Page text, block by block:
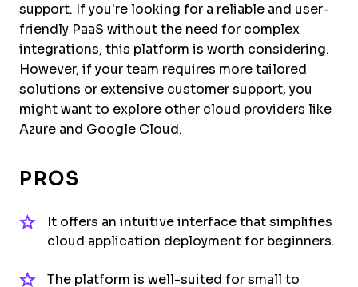
support. If you're looking for a reliable and user-
friendly PaaS without the need for complex
integrations, this platform is worth considering.
However, if your team requires more tailored
solutions or extensive customer support, you
might want to explore other cloud providers like
Azure and Google Cloud.
PROS
It offers an intuitive interface that simplifies
cloud application deployment for beginners.
The platform is well-suited for small to